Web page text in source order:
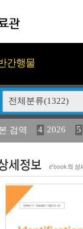
간행물
전체분류(1322)
검역 4 2026
5
13 媛 異 14